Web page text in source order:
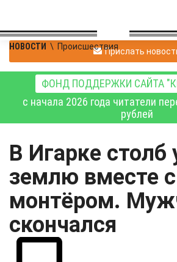
НОВОСТИ \ ПроисшествияПрислать
ФОНД ПОДДЕРЖКИ САЙТА
с начала 2026 года читатели
рублей
В Игарке столб
землю вместе с
монтёром.
скончался